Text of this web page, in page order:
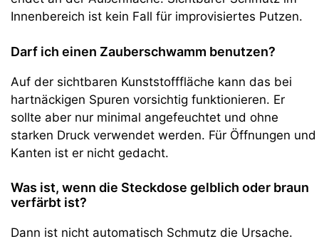
Innenbereich ist kein Fall für improvisiertes Putzen.
Darf ich einen Zauberschwamm benutzen?
Auf der sichtbaren Kunststofffläche kann das bei
hartnäckigen Spuren vorsichtig funktionieren. Er
sollte aber nur minimal angefeuchtet und ohne
starken Druck verwendet werden. Für Öffnungen und
Kanten ist er nicht gedacht.
Was ist, wenn die Steckdose gelblich oder braun
verfärbt ist?
Dann ist nicht automatisch Schmutz die Ursache.